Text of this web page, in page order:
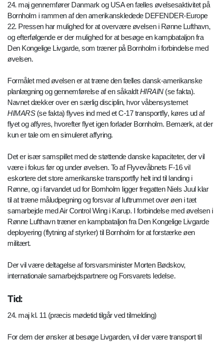
24. maj gennemfører Danmark og USA en fælles øvelsesaktivitet på
Bornholm i rammen af den amerikanskledede DEFENDER-Europe
22. Pressen har mulighed for at overvære øvelsen i Rønne Lufthavn,
og efterfølgende er der mulighed for at besøge en kampbataljon fra
Den Kongelige Livgarde, som træner på Bornholm i forbindelse med
øvelsen.
Formålet med øvelsen er at træne den fælles dansk-amerikanske
planlægning og gennemførelse af en såkaldtHIRAIN(se fakta).
Navnet dækker over en særlig disciplin, hvor våbensystemet
HIMARS(se fakta) flyves ind med et C-17 transportfly, køres ud af
flyet og affyres, hvorefter flyet igen forlader Bornholm. Bemærk, at der
kun er tale om en simuleret affyring.
Det er især samspillet med de støttende danske kapaciteter, der vil
være i fokus før og under øvelsen. To af Flyvevåbnets F-16 vil
eskortere det store amerikanske transportfly helt ind til landing i
Rønne, og i farvandet ud for Bornholm ligger fregatten Niels Juul klar
til at træne måludpegning og forsvar af luftrummet over øen i tæt
samarbejde med Air Control Wing i Karup. I forbindelse med øvelsen i
Rønne Lufthavn træner en kampbataljon fra Den Kongelige Livgarde
deployering (flytning af styrker) til Bornholm for at forstærke øen
militært.
Der vil være deltagelse af forsvarsminister Morten Bødskov,
internationale samarbejdspartnere og Forsvarets ledelse.
Tid:
24. maj kl. 11 (præcis mødetid tilgår ved tilmelding)
For dem der ønsker at besøge Livgarden, vil der være transport til